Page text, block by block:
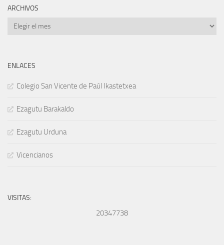
ARCHIVOS
Archivos
ENLACES
Colegio San Vicente de Paúl Ikastetxea
Ezagutu Barakaldo
Ezagutu Urduna
Vicencianos
VISITAS:
20347738